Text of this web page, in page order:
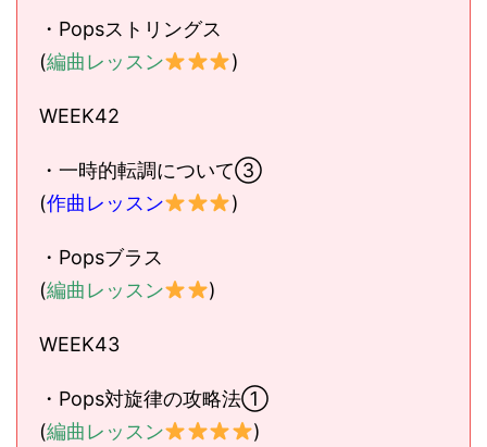
・Popsストリングス
(編曲レッスン )
WEEK42
・一時的転調について③
(作曲レッスン )
・Popsブラス
(編曲レッスン )
WEEK43
・Pops対旋律の攻略法①
(編曲レッスン )